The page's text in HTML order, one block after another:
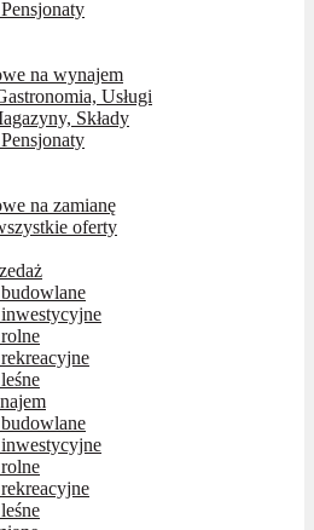
na wynajem
Usługi
Składy
na zamianę
oferty